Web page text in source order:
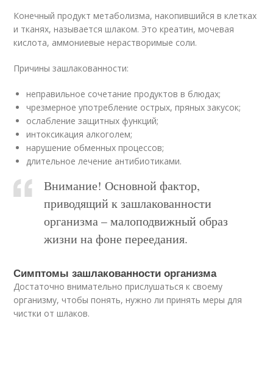
Конечный продукт метаболизма, накопившийся в клетках
и тканях, называется шлаком. Это креатин, мочевая
кислота, аммониевые нерастворимые соли.
Причины зашлакованности:
неправильное сочетание продуктов в блюдах;
чрезмерное употребление острых, пряных закусок;
ослабление защитных функций;
интоксикация алкоголем;
нарушение обменных процессов;
длительное лечение антибиотиками.
Внимание! Основной фактор,
приводящий к зашлакованности
организма – малоподвижный образ
жизни на фоне переедания.
Симптомы зашлакованности организма
Достаточно внимательно прислушаться к своему
организму, чтобы понять, нужно ли принять меры для
чистки от шлаков.